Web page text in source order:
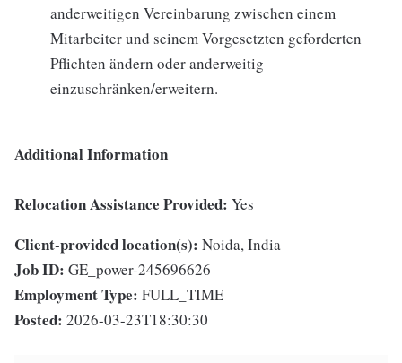
anderweitigen Vereinbarung zwischen einem
Mitarbeiter und seinem Vorgesetzten geforderten
Pflichten ändern oder anderweitig
einzuschränken/erweitern.
Additional Information
Relocation Assistance Provided: Yes
Client-provided location(s): Noida, India
Job ID: GE_power-245696626
Employment Type: FULL_TIME
Posted: 2026-03-23T18:30:30